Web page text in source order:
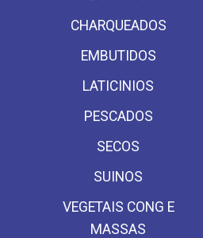
CHARQUEADOS
EMBUTIDOS
LATICINIOS
PESCADOS
SECOS
SUINOS
VEGETAIS CONG E
MASSAS